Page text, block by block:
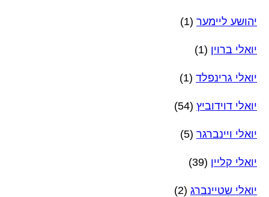
יהושע ליימער (1)
יואלי ברוין (1)
יואלי גרינפלד (1)
יואלי דוידוביץ (54)
יואלי ויינברגר (5)
יואלי קליין (39)
יואלי שטיינברג (2)